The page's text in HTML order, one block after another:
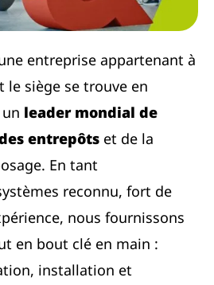
entreprise appartenant à
siège se trouve en
leader mondial de
entrepôts et de la
En tant
reconnu, fort de
nous fournissons
en bout clé en main :
installation et